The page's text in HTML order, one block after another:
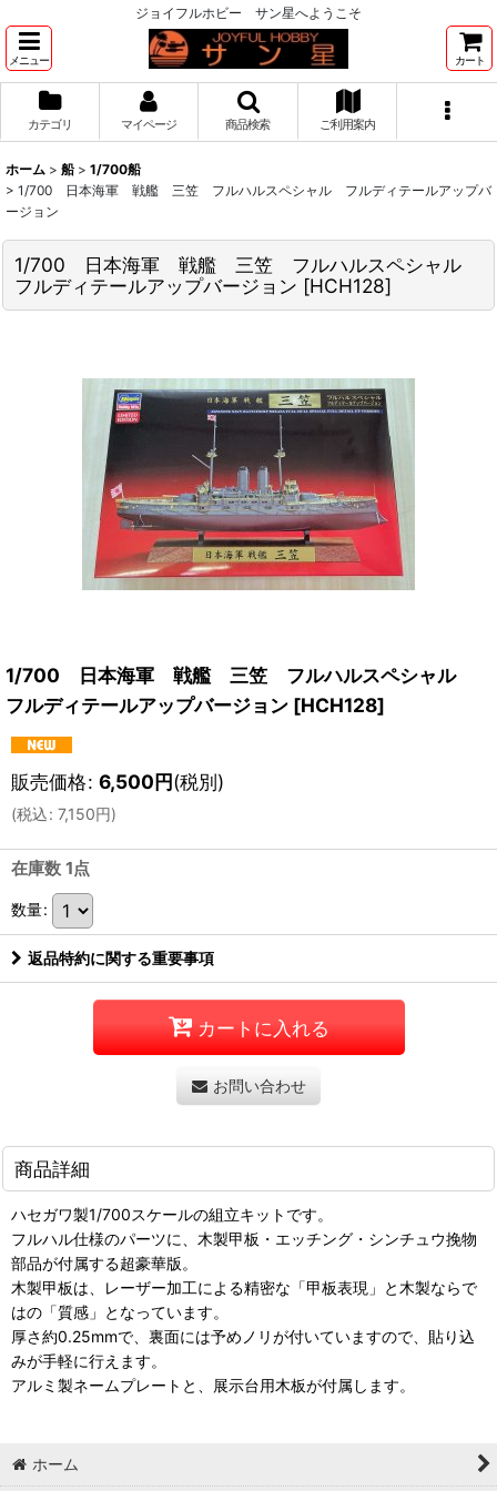
ジョイフルホビー サン星へようこそ
メニュー カート
カテゴリ マイページ 商品検索 ご利用案内
ホーム > 船 > 1/700船
> 1/700 日本海軍 戦艦 三笠 フルハルスペシャル フルディテールアップバ
ージョン
1/700 日本海軍 戦艦 三笠 フルハルスペシャル
フルディテールアップバージョン [HCH128]
1/700 日本海軍 戦艦 三笠 フルハルスペシャル
フルディテールアップバージョン [HCH128]
販売価格: 6,500円(税別)
(税込: 7,150円)
在庫数 1点
数量:
返品特約に関する重要事項
カートに入れる
お問い合わせ
商品詳細
ハセガワ製1/700スケールの組立キットです。
フルハル仕様のパーツに、木製甲板・エッチング・シンチュウ挽物
部品が付属する超豪華版。
木製甲板は、レーザー加工による精密な「甲板表現」と木製ならで
はの「質感」となっています。
厚さ約0.25mmで、裏面には予めノリが付いていますので、貼り込
みが手軽に行えます。
アルミ製ネームプレートと、展示台用木板が付属します。
ホーム